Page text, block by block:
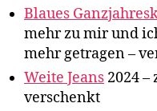
Blaues
mehr zu mir und
mehr getragen –
Weite Jeans 2024
verschenkt